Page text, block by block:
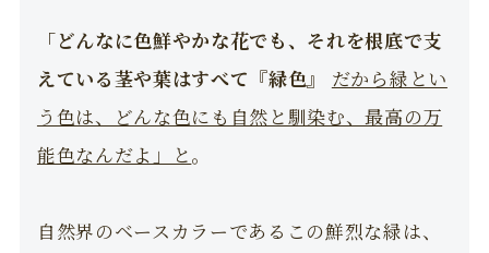
「どんなに色鮮やかな花でも、それを根底で支
えている茎や葉はすべて『緑色』 だから緑とい
う色は、どんな色にも自然と馴染む、最高の万
能色なんだよ」と。
自然界のベースカラーであるこの鮮烈な緑は、